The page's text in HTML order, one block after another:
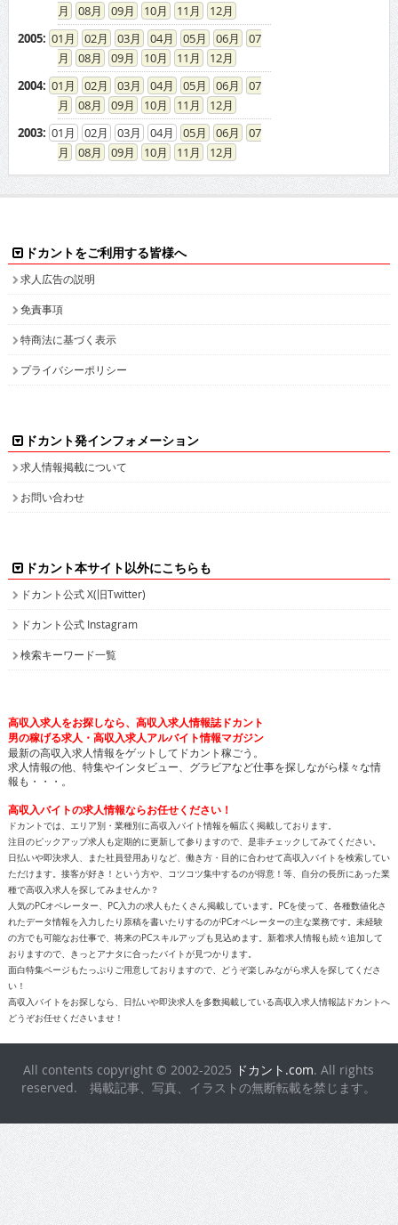
08
09 10 11
12
2005: 01 02 03 04 05 06
07
08
09 10 11
12
2004: 01 02 03 04 05 06
07
08
09 10 11
12
2003: 01 02 03 04 05 06
07
08
09 10 11 12
ドカントをご利用する皆様へ
求人広告の説明
免責事項
特商法に基づく表示
プライバシーポリシー
ドカント発インフォメーション
求人情報掲載について
お問い合わせ
ドカント本サイト以外にこちらも
ドカント公式 X(旧Twitter)
ドカント公式 Instagram
検索キーワード一覧
高収入求人をお探しなら、高収入求人情報誌ドカント
男の稼げる求人・高収入求人アルバイト情報マガジン
最新の高収入求人情報をゲットしてドカント稼ごう。
求人情報の他、特集やインタビュー、グラビアなど仕事を探しながら様々な情
報も・・・。
高収入バイトの求人情報ならお任せください！
ドカントでは、エリア別・業種別に高収入バイト情報を幅広く掲載しております。
注目のピックアップ求人も定期的に更新して参りますので、是非チェックしてみてください。
日払いや即決求人、また社員登用ありなど、働き方・目的に合わせて高収入バイトを検索してい
ただけます。接客が好き！という方や、コツコツ集中するのが得意！等、自分の長所にあった業
種で高収入求人を探してみませんか？
人気のPCオペレーター、PC入力の求人もたくさん掲載しています。PCを使って、各種数値化さ
れたデータ情報を入力したり原稿を書いたりするのがPCオペレーターの主な業務です。未経験
の方でも可能なお仕事で、将来のPCスキルアップも見込めます。新着求人情報も続々追加して
おりますので、きっとアナタに合ったバイトが見つかります。
面白特集ページもたっぷりご用意しておりますので、どうぞ楽しみながら求人を探してくださ
い！
高収入バイトをお探しなら、日払いや即決求人を多数掲載している高収入求人情報誌ドカントへ
どうぞお任せくださいませ！
All contents copyright © 2002-2025 ドカント.com. All rights
reserved. 掲載記事、写真、イラストの無断転載を禁じます。